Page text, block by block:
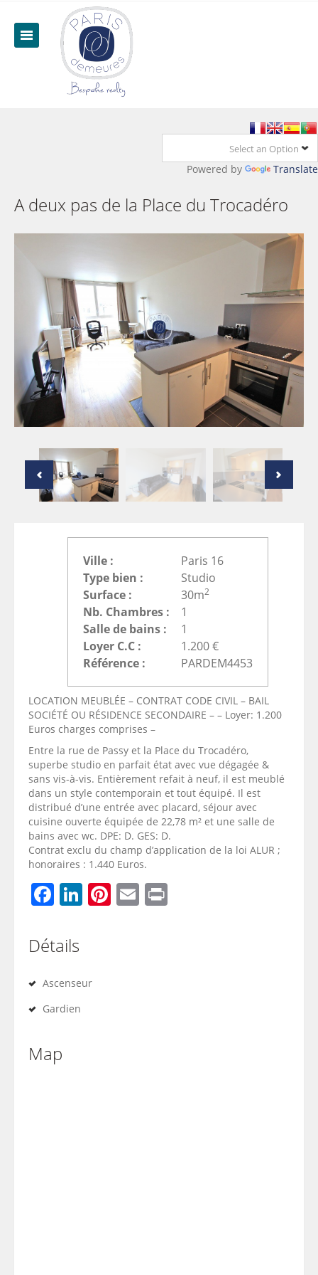
Select an Option
Powered by Translate
A deux pas de la Place du Trocadéro
Ville :
Paris 16
Type bien :
Studio
Surface :
30m2
Nb. Chambres :
1
Salle de bains :
1
Loyer C.C :
1.200 €
Référence :
PARDEM4453
LOCATION MEUBLÉE – CONTRAT CODE CIVIL – BAIL
SOCIÉTÉ OU RÉSIDENCE SECONDAIRE – – Loyer: 1.200
Euros charges comprises –
Entre la rue de Passy et la Place du Trocadéro,
superbe studio en parfait état avec vue dégagée &
sans vis-à-vis. Entièrement refait à neuf, il est meublé
dans un style contemporain et tout équipé. Il est
distribué d’une entrée avec placard, séjour avec
cuisine ouverte équipée de 22,78 m² et une salle de
bains avec wc. DPE: D. GES: D.
Contrat exclu du champ d’application de la loi ALUR ;
honoraires : 1.440 Euros.
Facebook
LinkedIn
Pinterest
Email
Détails
Ascenseur
Gardien
Map